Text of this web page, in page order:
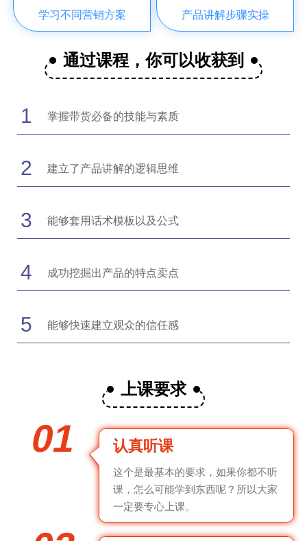
学习不同营销方案 产品讲解步骤实操
通过课程，你可以收获到
1 掌握带货必备的技能与素质
2 建立了产品讲解的逻辑思维
3 能够套用话术模板以及公式
4 成功挖掘出产品的特点卖点
5 能够快速建立观众的信任感
上课要求
01 认真听课
这个是最基本的要求，如果你都不听
课，怎么可能学到东西呢？所以大家
一定要专心上课。